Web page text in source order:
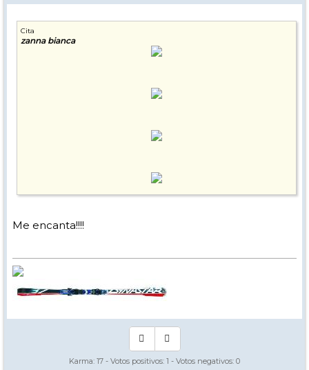
Cita
zanna bianca
Me encanta!!!!
Karma: 17 - Votos positivos: 1 - Votos negativos: 0